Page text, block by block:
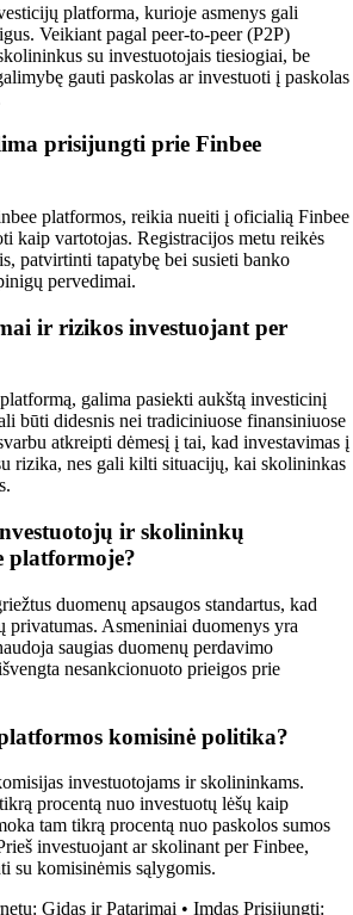
platforma, kurioje asmenys gali
Veikiant pagal peer-to-peer (P2P)
su investuotojais tiesiogiai, be
gauti paskolas ar investuoti į paskolas
prisijungti prie Finbee
platformos, reikia nueiti į oficialią Finbee
kaip vartotojas. Registracijos metu reikės
patvirtinti tapatybę bei susieti banko
pervedimai.
ir rizikos investuojant per
galima pasiekti aukštą investicinį
būti didesnis nei tradiciniuose finansiniuose
atkreipti dėmesį į tai, kad investavimas į
rizika, nes gali kilti situacijų, kai skolininkas
ir skolininkų
platformoje?
duomenų apsaugos standartus, kad
privatumas. Asmeniniai duomenys yra
saugias duomenų perdavimo
nesankcionuoto prieigos prie
komisinė politika?
investuotojams ir skolininkams.
procentą nuo investuotų lėšų kaip
tam tikrą procentą nuo paskolos sumos
investuojant ar skolinant per Finbee,
su komisinėmis sąlygomis.
Gidas ir Patarimai • Imdas Prisijungti: